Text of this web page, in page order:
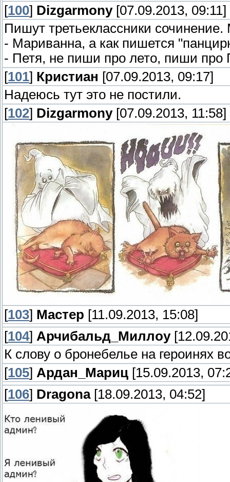
[100] Dizgarmony[07.09.2013, 09:11]
Пишут третьеклассники
- Мариванна, а как пишется
- Петя, не пиши про лето, пиши про
[101] Кристиан [07.09.2013, 09:17]
Надеюсь тут это не постили.
[102] Dizgarmony[07.09.2013, 11:58]
[103] Мастер [11.09.2013, 15:08]
[104] Арчибальд_Миллоу
К слову о бронебелье на героинях
[105] Ардан_Мариц [15.09.2013,
[106] Dragona[18.09.2013, 04:52]